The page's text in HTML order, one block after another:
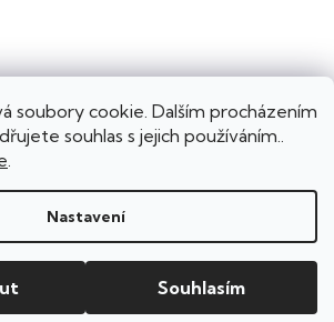
soubory cookie. Dalším procházením
souhlas s jejich používáním..
.
Nastavení
Souhlasím
Výmolová šperky
Upravit nastavení cookies